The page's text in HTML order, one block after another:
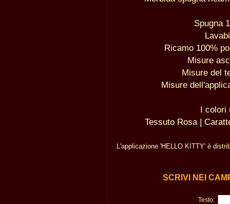
Spugna
Ricamo 100%
Misure
Misure del
Misure
I colori
Tessuto Rosa |
L'applicazione 'HELLO KITTY' è
SCRIVI NEI
Testo: